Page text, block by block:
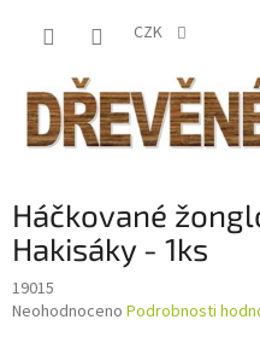
CZK
Háčkované
Hakisáky - 1ks
19015
Průměrné
Neohodnoceno Podrobnosti